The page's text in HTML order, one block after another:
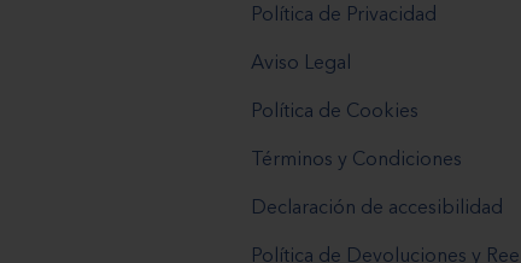
Política de Privacidad
Aviso Legal
Política de Cookies
Términos y Condiciones
Declaración de accesibilidad
Política de Devoluciones y